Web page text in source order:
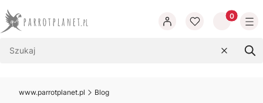
Produkty
Wyczyść
www.parrotplanet.pl Blog